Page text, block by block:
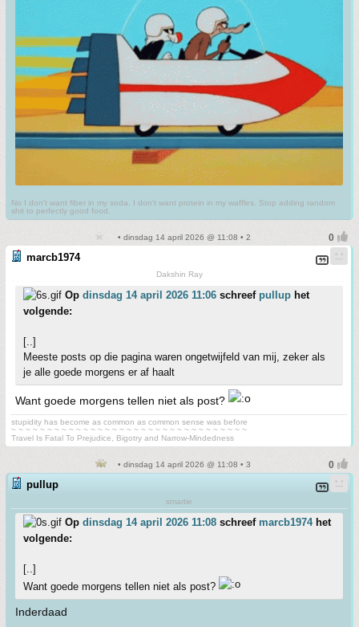
No I don't want fiber in my soda. I don't want protein in my waffles. Stop adding random
shit to perfectly good food.
• dinsdag 14 april 2026 @ 11:08 • 2
marcb1974
Dakshin Ray
Op dinsdag 14 april 2026 11:06 schreef pullup het
volgende:
[..]
Meeste posts op die pagina waren ongetwijfeld van mij, zeker als
je alle goede morgens er af haalt
Want goede morgens tellen niet als post?
stupidity has become as common as common sense was before
~ ~ ~ ~ ~ ~ ~ ~ ~ ~ ~ ~ ~ ~ ~ ~ ~ ~ ~ ~ ~ ~ ~ ~ ~ ~ ~ ~ ~ ~ ~ ~ ~
Travel Is Fatal To Prejudice, Bigotry and Narrow-Mindedness
• dinsdag 14 april 2026 @ 11:08 • 3
pullup
smartie
Op dinsdag 14 april 2026 11:08 schreef marcb1974het
volgende:
[..]
Want goede morgens tellen niet als post?
Inderdaad